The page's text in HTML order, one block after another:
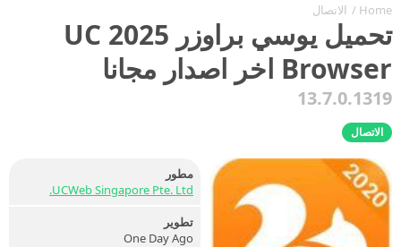
Home
/ الاتصال
تحميل يوسي براوزر 2025 UC
Browser اخر اصدار مجانا
13.7.0.1319
الاتصال
مطور
UCWeb Singapore Pte. Ltd.
تطوير
One Day Ago